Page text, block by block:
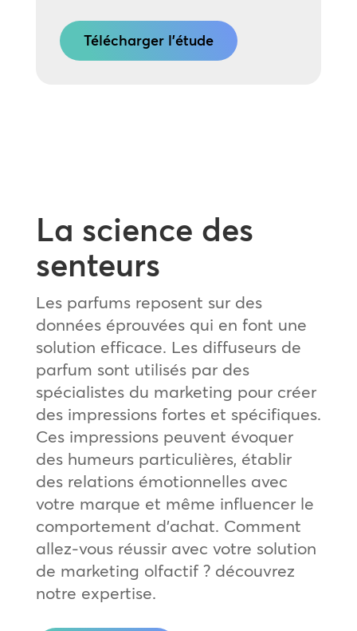
Télécharger l'étude
La science des
senteurs
Les parfums reposent sur des
données éprouvées qui en font une
solution efficace. Les diffuseurs de
parfum sont utilisés par des
spécialistes du marketing pour créer
des impressions fortes et spécifiques.
Ces impressions peuvent évoquer
des humeurs particulières, établir
des relations émotionnelles avec
votre marque et même influencer le
comportement d’achat. Comment
allez-vous réussir avec votre solution
de marketing olfactif ? découvrez
notre expertise.